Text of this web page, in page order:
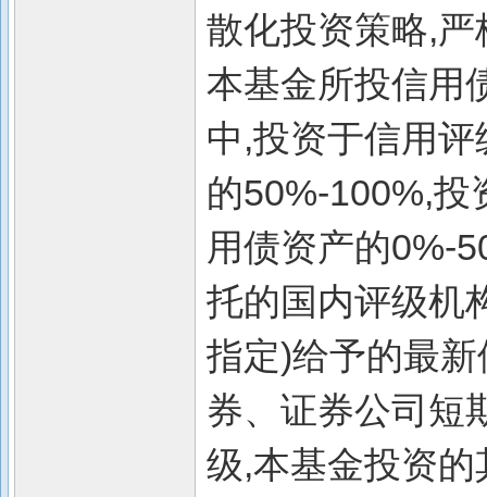
散化投资策略,
本基金所投信用
中,投资于信用
的50%-100%,投
用债资产的0%-
托的国内评级机
指定)给予的最
券、证券公司短
级,本基金投资